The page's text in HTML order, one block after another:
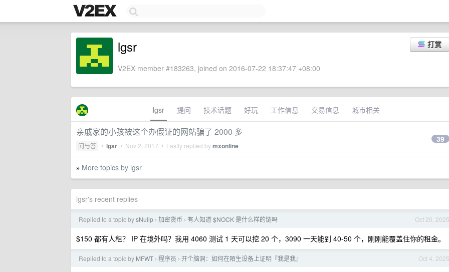
打赏
lgsr
V2EX member #183263, joined on 2016-07-22 18:37:47 +08:00
lgsr 提问 技术话题 好玩 工作信息 交易信息 城市相关
亲戚家的小孩被这个办假证的网站骗了 2000 多
问与答 • lgsr • Nov 2, 2017 • Lastly replied bymxonline
39
» More topics by lgsr
lgsr's recent replies
Oct 20, 2025
Replied to a topic bysNullp › 加密货币 › 有人知道 $NOCK 是什么样的链吗
$150 都有人租？ IP 在境外吗？我用 4060 测试 1 天可以挖 20 个，3090 一天能到 40-50 个，刚刚能覆盖住你的租金。
Oct 4, 2025
Replied to a topic by MFWT › 程序员 › 开个脑洞：如何在陌生设备上证明『我是我』